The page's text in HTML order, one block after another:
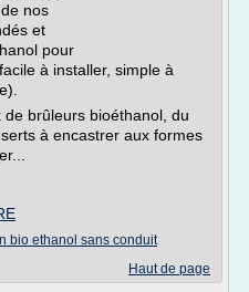
nos
et
pour
à installer, simple à
brûleurs bioéthanol, du
à encastrer aux formes
bio ethanol sans conduit
Haut de page